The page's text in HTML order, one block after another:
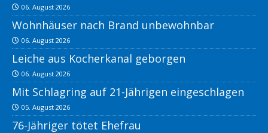
06. August 2026
Wohnhäuser nach Brand unbewohnbar
06. August 2026
Leiche aus Kocherkanal geborgen
06. August 2026
Mit Schlagring auf 21-Jährigen eingeschlagen
05. August 2026
76-Jähriger tötet Ehefrau